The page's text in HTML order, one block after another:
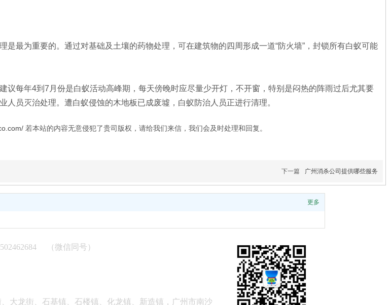
最为重要的。通过对基础及土壤的药物处理，可在建筑物的四周形成一道“防火墙”，封锁所有白蚁可能
每年4到7月份是白蚁活动高峰期，每天傍晚时应尽量少开灯，不开窗，特别是闷热的阵雨过后尤其要
员灭治处理。遭白蚁侵蚀的木地板已成废墟，白蚁防治人员正进行清理。
若本站的内容无意侵犯了贵司版权，请给我们来信，我们会及时处理和回复。
下一篇 广州消杀公司提供哪些服务
更多
（微信同号）
大龙街、石基镇、石楼镇、化龙镇、新造镇，广州市南沙